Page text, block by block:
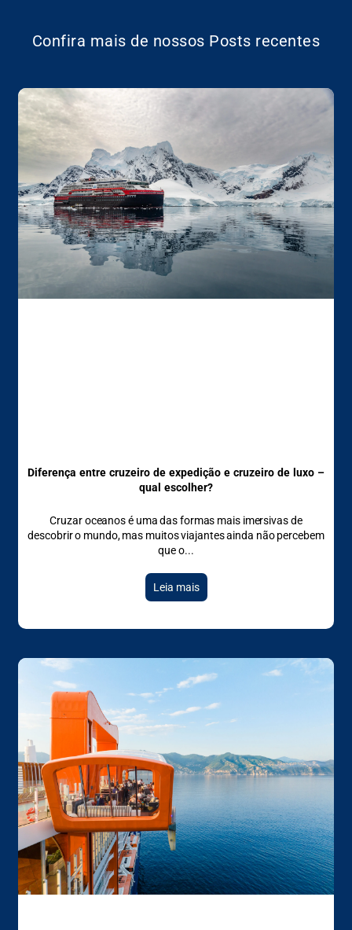
Confira mais de nossos Posts recentes
Diferença entre cruzeiro de expedição e cruzeiro de luxo –
qual escolher?
Cruzar oceanos é uma das formas mais imersivas de
descobrir o mundo, mas muitos viajantes ainda não percebem
que o
Leia mais